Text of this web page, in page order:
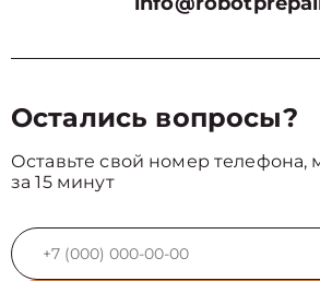
Остались вопросы?
Оставьте свой номер
за 15 минут